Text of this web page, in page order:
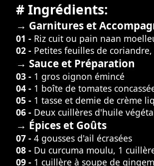
# Ingrédients:
→ Garnitures et
01 - Riz cuit ou pain naan
02 - Petites feuilles de
→ Sauce et Préparation
03 - 1 gros oignon émincé
04 - 1 boîte de tomates
05 - 1 tasse et demie de crème
06 - Deux cuillères d'huile
→ Épices et Goûts
07 - 4 gousses d'ail écrasées
08 - Du curcuma moulu, 1
09 - 1 cuillère à soupe de